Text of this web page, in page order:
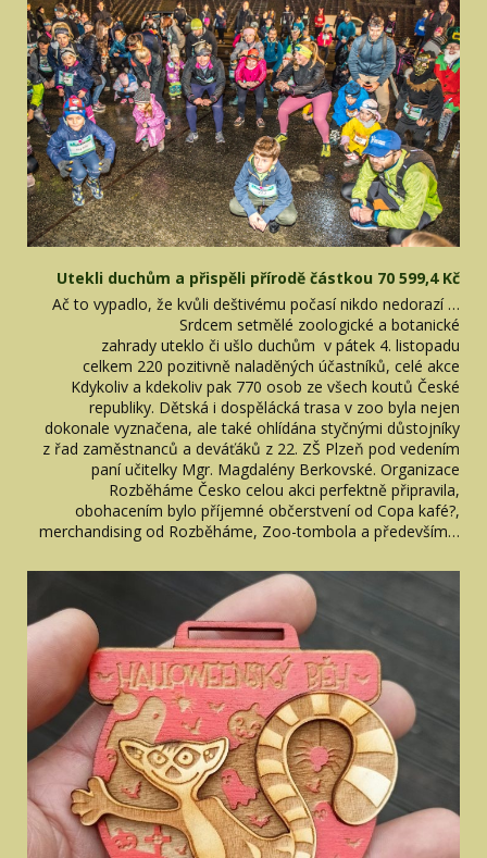
Utekli duchům a přispěli přírodě částkou 70 599,4 Kč
Ač to vypadlo, že kvůli deštivému počasí nikdo nedorazí …
Srdcem setmělé zoologické a botanické
zahrady uteklo či ušlo duchům v pátek 4. listopadu
celkem 220 pozitivně naladěných účastníků, celé akce
Kdykoliv a kdekoliv pak 770 osob ze všech koutů České
republiky. Dětská i dospělácká trasa v zoo byla nejen
dokonale vyznačena, ale také ohlídána styčnými důstojníky
z řad zaměstnanců a deváťáků z 22. ZŠ Plzeň pod vedením
paní učitelky Mgr. Magdalény Berkovské. Organizace
Rozběháme Česko celou akci perfektně připravila,
obohacením bylo příjemné občerstvení od Copa kafé?,
merchandising od Rozběháme, Zoo-tombola a především…